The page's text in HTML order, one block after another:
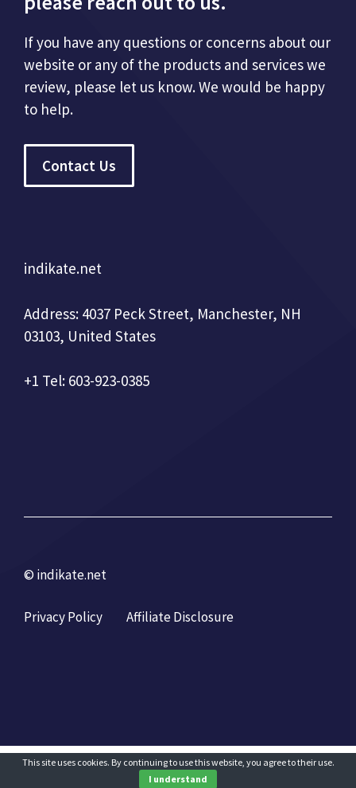
If you have any questions or concerns about our
website or any of the products and services we
review, please let us know. We would be happy
to help.
Contact Us
indikate.net
Address: 4037 Peck Street, Manchester, NH
03103, United States
+1 Tel: 603-923-0385
© indikate.net
Privacy Policy Affiliate Disclosure
This site uses cookies. By continuing to use this website, you agree to their use.
I understand